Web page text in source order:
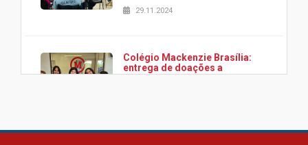
29.11.2024
Colégio Mackenzie Brasília:
entrega de doações a
associação Viver da Cidade